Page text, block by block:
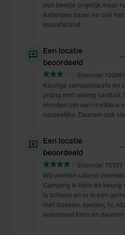
een beetje ongelijk maar
Kellersee lopen en ook
loopafstand.
Een locatie
beoordeeld
—
Sitecode: 100891
Keurige camperplaats en
prijzig met weinig sanitair.
Honden zijn een melkkoe
nauwelijks. Daarom ook
Een locatie
beoordeeld
—
Sitecode: 75337
Wij werden uiterst
Camping is klein en
is schoon en er is een
met boeken, spellen, tv,
inderdaad klein en